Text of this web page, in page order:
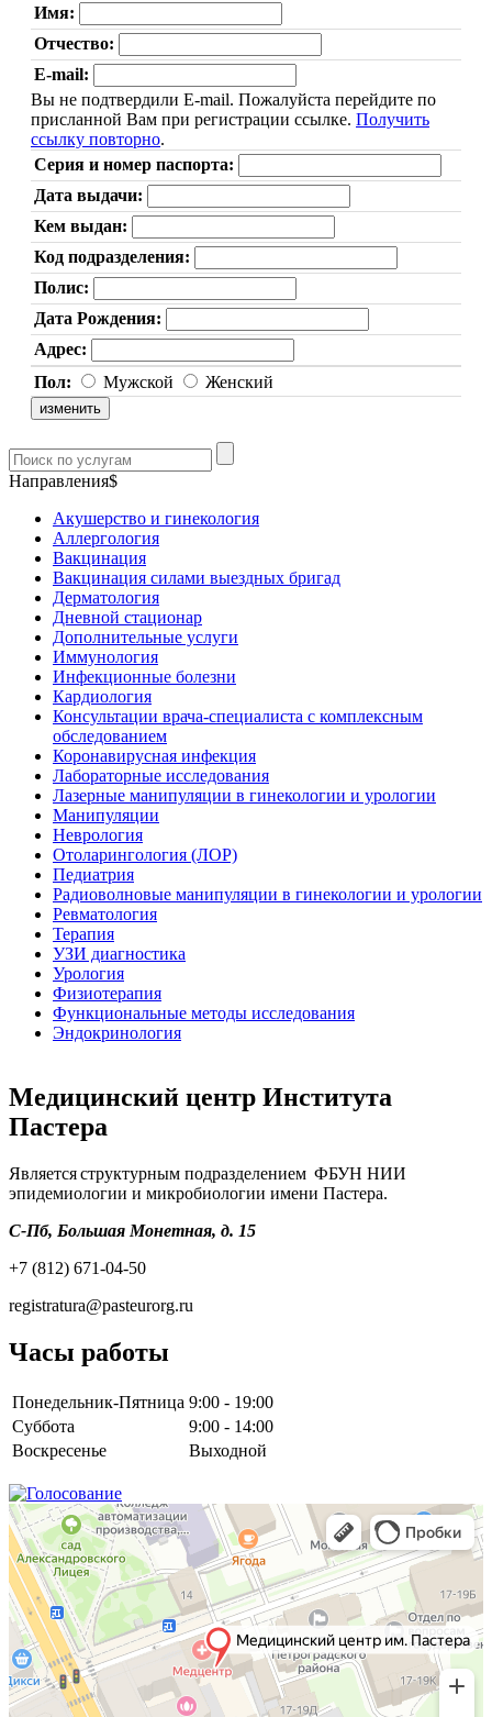
Имя:
Отчество:
E-mail:
Вы не подтвердили E-mail. Пожалуйста перейдите по
присланной Вам при регистрации ссылке. Получить
ссылку повторно.
Серия и номер паспорта:
Дата выдачи:
Кем выдан:
Код подразделения:
Полис:
Дата Рождения:
Адрес:
Пол:
Мужской Женский
Направления$
Акушерство и гинекология
Аллергология
Вакцинация
Вакцинация силами выездных бригад
Дерматология
Дневной стационар
Дополнительные услуги
Иммунология
Инфекционные болезни
Кардиология
Консультации врача-специалиста с комплексным
обследованием
Коронавирусная инфекция
Лабораторные исследования
Лазерные манипуляции в гинекологии и урологии
Манипуляции
Неврология
Отоларингология (ЛОР)
Педиатрия
Радиоволновые манипуляции в гинекологии и урологии
Ревматология
Терапия
УЗИ диагностика
Урология
Физиотерапия
Функциональные методы исследования
Эндокринология
Медицинский центр Института
Пастера
Является структурным подразделением ФБУН НИИ
эпидемиологии и микробиологии имени Пастера.
С-Пб, Большая Монетная, д. 15
+7 (812) 671-04-50
registratura@pasteurorg.ru
Часы работы
Понедельник-Пятница 9:00 - 19:00
Суббота
9:00 - 14:00
Воскресенье
Выходной